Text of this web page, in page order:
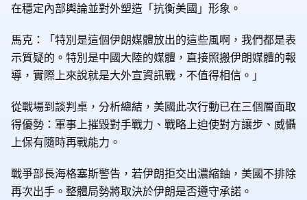
在穩定內部輿論並對外塑造「抗衡美國」形象。
馬克：「特別是這個伊朗媒體放出的這些風啊，我們都是表
示質疑的。特別是中國大陸的媒體，直接照搬伊朗媒體的報
導，實際上來說就是大外宣資訊戰，不值得相信。」
從戰場到談判桌，分析總結，美國此次行動已在三個層面取
得優勢：軍事上摧毀對手戰力、戰略上迫使對方讓步、威懾
上保有隨時再戰能力。
戰爭部長海格塞斯警告，若伊朗拒交出濃縮鈾，美國不排除
再次出手。整體局勢將取決於伊朗是否遵守承諾。